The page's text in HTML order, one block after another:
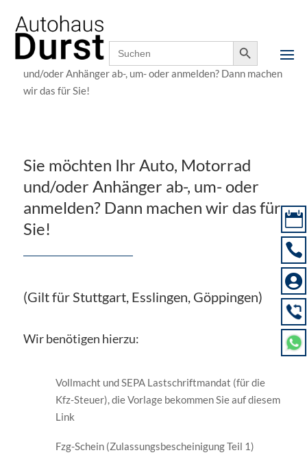
Search
for:
Search Button
24h erreichbar
Startseite »Service »Sie möchten Ihr Auto, Motorrad
und/oder Anhänger ab-, um- oder anmelden? Dann machen
wir das für Sie!
Sie möchten Ihr Auto, Motorrad
und/oder Anhänger ab-, um- oder
anmelden? Dann machen wir das für
Sie!
(Gilt für Stuttgart, Esslingen, Göppingen)
Wir benötigen hierzu:
Vollmacht und SEPA Lastschriftmandat (für die
Kfz-Steuer), die Vorlage bekommen Sie auf diesem
Link
Fzg-Schein (Zulassungsbescheinigung Teil 1)


